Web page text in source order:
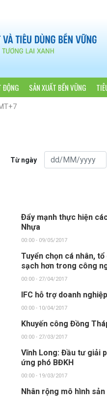
ĐỘNG SẢN XUẤT BỀN VỮNG
Từ ngày
Ðẩy mạnh thực hiện
Nhựa
00:00 - 09/05/2017
Tuyển chọn cá nhân,
sạch hơn trong công
00:00 - 27/04/2017
IFC hỗ trợ doanh
00:00 - 10/04/2017
Khuyến công Đồng
00:00 - 27/03/2017
Vĩnh Long: Đầu tư giải
ứng phó BĐKH
00:00 - 19/03/2017
Nhân rộng mô hình